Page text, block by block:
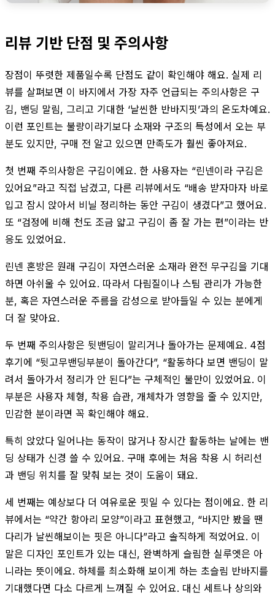
리뷰 기반 단점 및 주의사항
장점이 뚜렷한 제품일수록 단점도 같이 확인해야 해요. 실제 리
뷰를 살펴보면 이 바지에서 가장 자주 언급되는 주의사항은 구
김, 밴딩 말림, 그리고 기대한 ‘날씬한 반바지핏’과의 온도차예요.
이런 포인트는 불량이라기보다 소재와 구조의 특성에서 오는 부
분도 있지만, 구매 전 알고 있으면 만족도가 훨씬 좋아져요.
첫 번째 주의사항은 구김이에요. 한 사용자는 “린넨이라 구김은
있어요”라고 직접 남겼고, 다른 리뷰에서도 “배송 받자마자 바로
입고 잠시 앉아서 비닐 정리하는 동안 구김이 생겼다”고 했어요.
또 “검정에 비해 천도 조금 얇고 구김이 좀 잘 가는 편”이라는 반
응도 있었어요.
린넨 혼방은 원래 구김이 자연스러운 소재라 완전 무구김을 기대
하면 아쉬울 수 있어요. 따라서 다림질이나 스팀 관리가 가능한
분, 혹은 자연스러운 주름을 감성으로 받아들일 수 있는 분에게
더 잘 맞아요.
두 번째 주의사항은 뒷밴딩이 말리거나 돌아가는 문제예요. 4점
후기에 “뒷고무밴딩부분이 돌아간다”, “활동하다 보면 밴딩이 말
려서 돌아가서 정리가 안 된다”는 구체적인 불만이 있었어요. 이
부분은 사용자 체형, 착용 습관, 개체차가 영향을 줄 수 있지만,
민감한 분이라면 꼭 확인해야 해요.
특히 앉았다 일어나는 동작이 많거나 장시간 활동하는 날에는 밴
딩 상태가 신경 쓸 수 있어요. 구매 후에는 처음 착용 시 허리선
과 밴딩 위치를 잘 맞춰 보는 것이 도움이 돼요.
세 번째는 예상보다 더 여유로운 핏일 수 있다는 점이에요. 한 리
뷰에서는 “약간 항아리 모양”이라고 표현했고, “바지만 봤을 땐
다리가 날씬해보이는 핏은 아니다”라고 솔직하게 적었어요. 이
말은 디자인 포인트가 있는 대신, 완벽하게 슬림한 실루엣은 아
니라는 뜻이에요. 하체를 최소화해 보이게 하는 초슬림 반바지를
기대했다면 다소 다르게 느껴질 수 있어요. 대신 세트나 상의와